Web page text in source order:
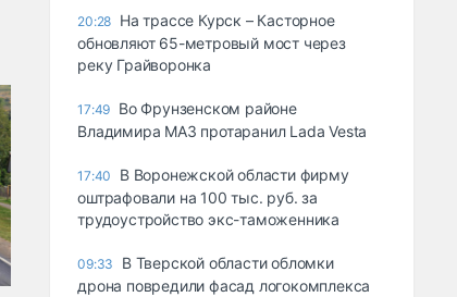
20:28 На трассе Курск – Касторное
обновляют 65-метровый мост через
реку Грайворонка
17:49 Во Фрунзенском районе
Владимира МАЗ протаранил Lada Vesta
17:40
В Воронежской области фирму
оштрафовали на 100 тыс. руб. за
трудоустройство экс-таможенника
09:33
В Тверской области обломки
дрона повредили фасад логокомплекса